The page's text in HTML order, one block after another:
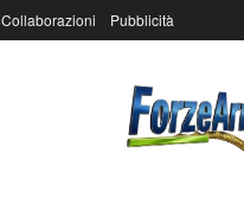
Collaborazioni Pubblicità